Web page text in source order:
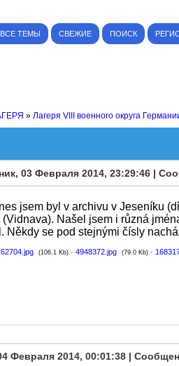
ВСЕ ТЕМЫ СВЕЖИЕ ПОИСК
» Лагеря VIII военного округа
03 Февраля 2014, 23:29:46 |
jsem byl v archivu v Jeseníku
Našel jsem i různá
Někdy se pod stejnými čísly
(106.1 Kb) · 4948372.jpg (79.0 Kb) ·
Февраля 2014, 00:01:38 |